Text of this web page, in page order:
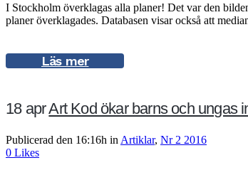
I Stockholm överklagas alla planer! Det var den
planer överklagades. Databasen visar också att
Läs mer
18 aprArt Kod ökar barns och ungas
Publicerad den 16:16h in Artiklar, Nr 2 2016
0 Likes